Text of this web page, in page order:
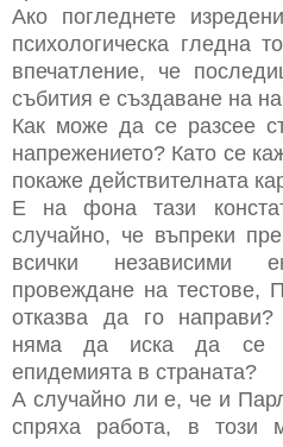
Ако погледнете
психологическа гледна
впечатление, че
събития е създаване на
Как може да се разсее
напрежението? Като се
покаже действителната
Е на фона тази
случайно, че въпреки
всички независими
провеждане на тестове,
отказва да го
няма да иска да се
епидемията в страната?
А случайно ли е, че и
спряха работа, в този